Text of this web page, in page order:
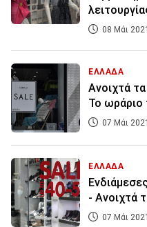
08 Μάι
ΕΛΛΑΔΑ
Ανοιχτά
Το ωράριο
07 Μάι
ΕΛΛΑΔΑ
- Ανοιχτά
07 Μάι